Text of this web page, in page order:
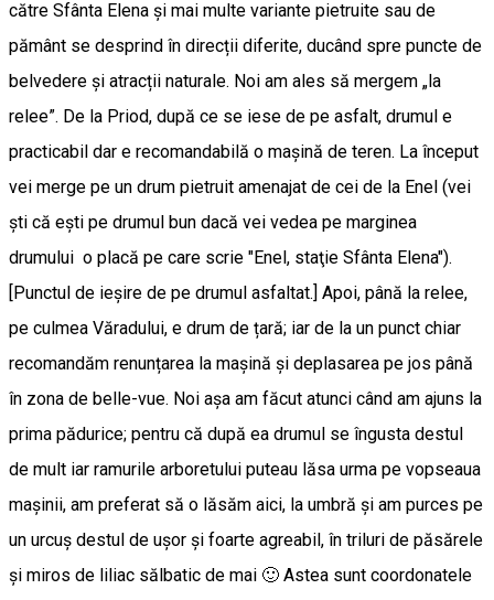
către Sfânta Elena și mai multe variante pietruite sau de
pământ se desprind în direcții diferite, ducând spre puncte de
belvedere și atracții naturale. Noi am ales să mergem „la
relee”. De la Priod, după ce se iese de pe asfalt, drumul e
practicabil dar e recomandabilă o mașină de teren. La început
vei merge pe un drum pietruit amenajat de cei de la Enel (vei
şti că eşti pe drumul bun dacă vei vedea pe marginea
drumului o placă pe care scrie "Enel, staţie Sfânta Elena").
[Punctul de ieşire de pe drumul asfaltat.] Apoi, până la relee,
pe culmea Văradului, e drum de țară; iar de la un punct chiar
recomandăm renunțarea la mașină și deplasarea pe jos până
în zona de belle-vue. Noi aşa am făcut atunci când am ajuns la
prima pădurice; pentru că după ea drumul se îngusta destul
de mult iar ramurile arboretului puteau lăsa urma pe vopseaua
maşinii, am preferat să o lăsăm aici, la umbră şi am purces pe
un urcuş destul de uşor şi foarte agreabil, în triluri de păsărele
şi miros de liliac sălbatic de mai 🙂 Astea sunt coordonatele